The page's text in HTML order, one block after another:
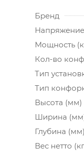
Бренд
Мощность
Кол-во
Тип
Тип
Высота (мм)
Ширина
Глубина (мм)
Вес нетто